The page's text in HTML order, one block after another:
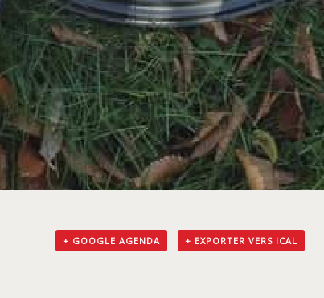
+ GOOGLE AGENDA + EXPORTER VERS ICAL